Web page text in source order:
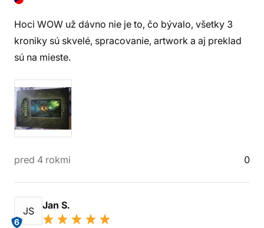
Hoci WOW už dávno nie je to, čo bývalo, všetky 3
kroniky sú skvelé, spracovanie, artwork a aj preklad
sú na mieste.
pred 4 rokmi 0
JS
6
Jan S.